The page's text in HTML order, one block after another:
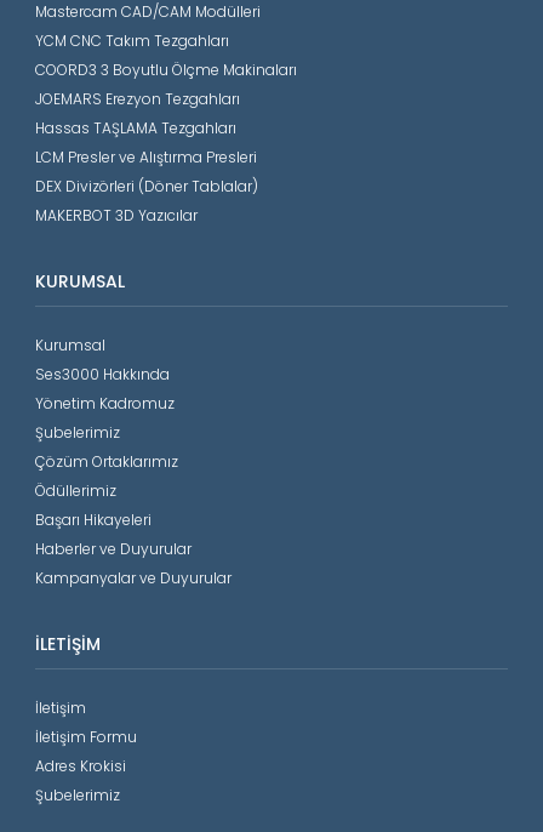
Mastercam CAD/CAM Modülleri
YCM CNC Takım Tezgahları
COORD3 3 Boyutlu Ölçme Makinaları
JOEMARS Erezyon Tezgahları
Hassas TAŞLAMA Tezgahları
LCM Presler ve Alıştırma Presleri
DEX Divizörleri (Döner Tablalar)
MAKERBOT 3D Yazıcılar
KURUMSAL
Kurumsal
Ses3000 Hakkında
Yönetim Kadromuz
Şubelerimiz
Çözüm Ortaklarımız
Ödüllerimiz
Başarı Hikayeleri
Haberler ve Duyurular
Kampanyalar ve Duyurular
İLETIŞIM
İletişim
İletişim Formu
Adres Krokisi
Şubelerimiz